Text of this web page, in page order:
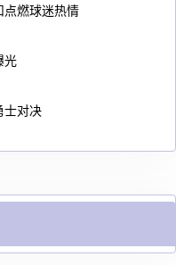
燃球迷热情
光
士对决